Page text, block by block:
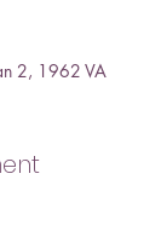
2, 1962 VA